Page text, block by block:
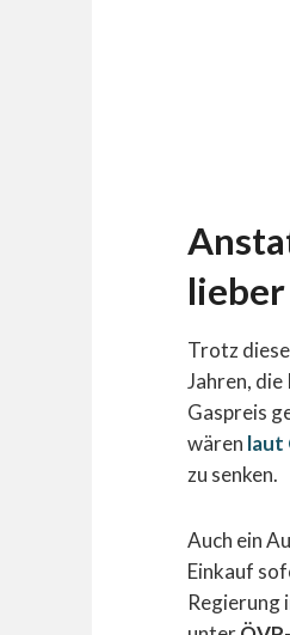
Trotz
Jahren, die
Gaspreis
wären laut
zu senken.
Auch ein
Einkauf
Regierung